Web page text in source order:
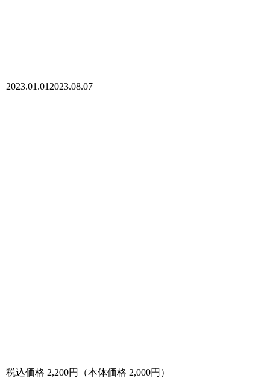
2023.01.012023.08.07
税込価格 2,200円（本体価格 2,000円）